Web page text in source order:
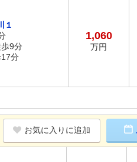
１
9分
分
1,060
万円
お気に入りに追加